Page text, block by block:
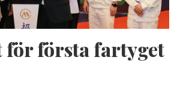
för första fartyget